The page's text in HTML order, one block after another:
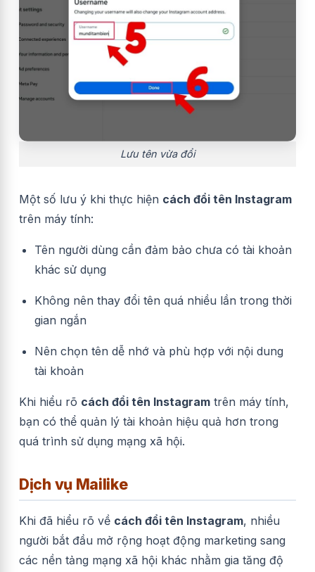
Lưu tên vừa đổi
Một số lưu ý khi thực hiện cách đổi tên Instagram
trên máy tính:
Tên người dùng cần đảm bảo chưa có tài khoản
khác sử dụng
Không nên thay đổi tên quá nhiều lần trong thời
gian ngắn
Nên chọn tên dễ nhớ và phù hợp với nội dung
tài khoản
Khi hiểu rõ cách đổi tên Instagram trên máy tính,
bạn có thể quản lý tài khoản hiệu quả hơn trong
quá trình sử dụng mạng xã hội.
Dịch vụ Mailike
Khi đã hiểu rõ về cách đổi tên Instagram, nhiều
người bắt đầu mở rộng hoạt động marketing sang
các nền tảng mạng xã hội khác nhằm gia tăng độ